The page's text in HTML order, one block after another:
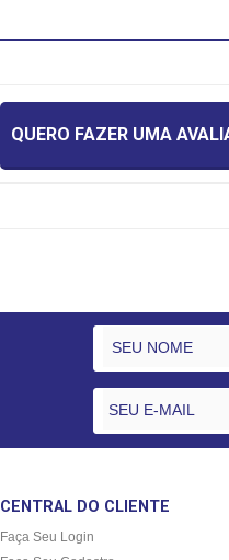
QUERO FAZER UMA
CENTRAL DO CLIENTE
Faça Seu Login